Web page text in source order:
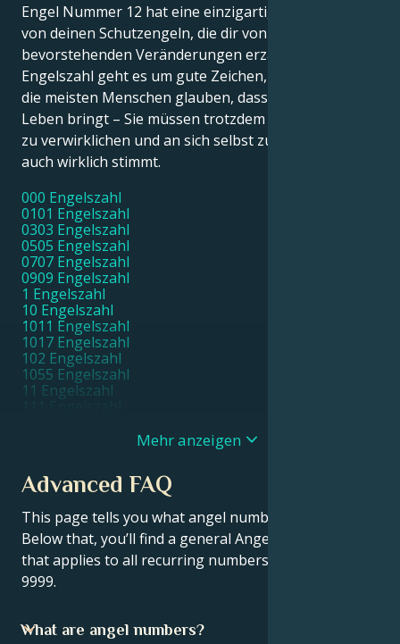
Engel Nummer 12 hat eine einzigartige Botschaft
von deinen Schutzengeln, die dir von all den
bevorstehenden Veränderungen erzählt. Bei dieser
Engelszahl geht es um gute Zeichen, und auch wenn
die meisten Menschen glauben, dass sie Glück in Ihr
Leben bringt – Sie müssen trotzdem versuchen, sie
zu verwirklichen und an sich selbst zu üben, damit sie
auch wirklich stimmt.
000 Engelszahl
0101 Engelszahl
0303 Engelszahl
0505 Engelszahl
0707 Engelszahl
0909 Engelszahl
1 Engelszahl
10 Engelszahl
1011 Engelszahl
1017 Engelszahl
102 Engelszahl
1055 Engelszahl
11 Engelszahl
1119 Engelszahl
115 Engelszahl
116 Engelszahl
119 Engelszahl
12 Engelszahl
121 Engelszahl
1244 Engelszahl
Mehr anzeigen
Advanced FAQ
This page tells you what angel number 12 means.
Below that, you’ll find a general Angel Numbers FAQ
that applies to all recurring numbers, from 111 to
9999.
What are angel numbers?